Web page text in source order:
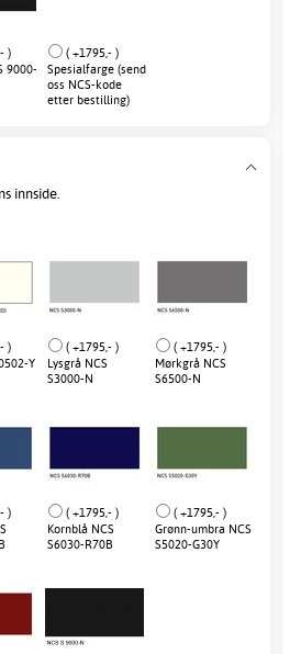
)
9000-
( +1795,- )
Spesialfarge (send
oss NCS-kode
etter bestilling)
innside.
)
Y
( +1795,- )
Lysgrå NCS
S3000-N
( +1795,- )
Mørkgrå NCS
S6500-N
)
( +1795,- )
Kornblå NCS
S6030-R70B
( +1795,- )
Grønn-umbra NCS
S5020-G30Y